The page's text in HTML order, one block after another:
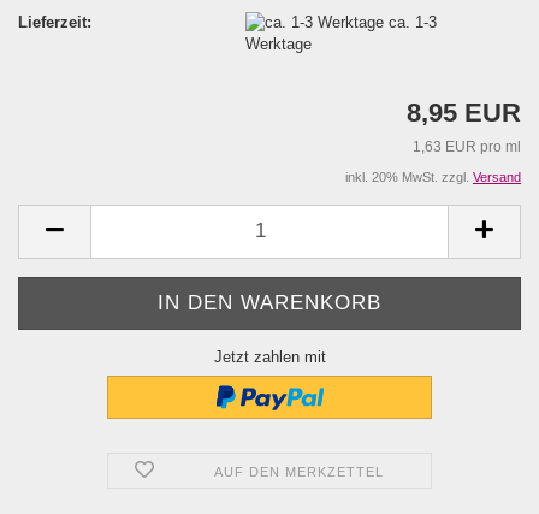
Lieferzeit:
ca. 1-3
Werktage
8,95 EUR
1,63 EUR pro ml
inkl. 20% MwSt. zzgl. Versand
Jetzt zahlen mit
AUF DEN MERKZETTEL